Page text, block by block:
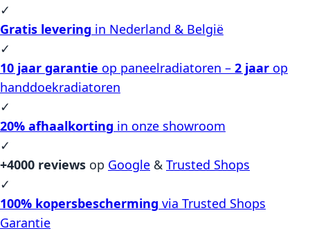
✓
Gratis levering in Nederland & België
✓
10 jaar garantie op paneelradiatoren – 2 jaar op
handdoekradiatoren
✓
20% afhaalkorting in onze showroom
✓
+4000 reviews op Google & Trusted Shops
✓
100% kopersbescherming via Trusted Shops
Garantie